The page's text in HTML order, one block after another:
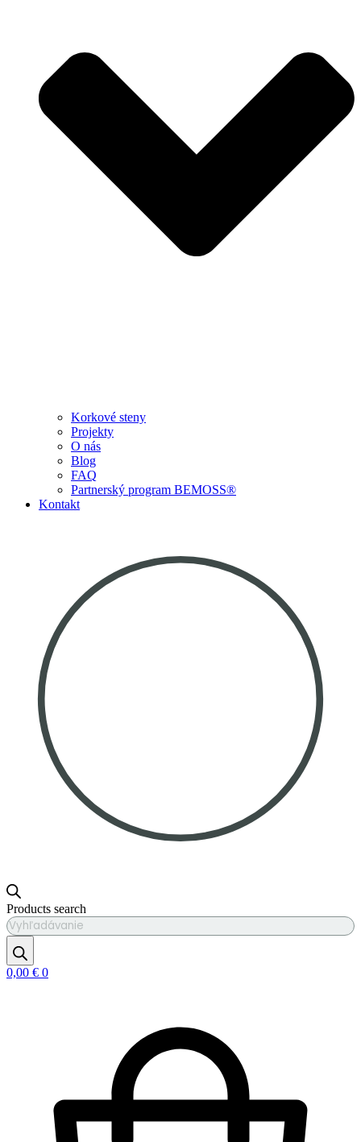
Korkové steny
Projekty
O nás
Blog
FAQ
Partnerský program BEMOSS®
Kontakt
Products search
0,00 € 0